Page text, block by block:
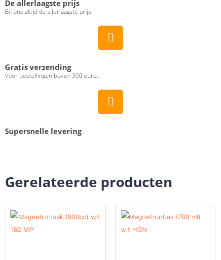
De allerlaagste prijs
Bij ons altijd de allerlaagste prijs
Gratis verzending
Voor bestellingen boven 300 euro.
Supersnelle levering
Gerelateerde producten